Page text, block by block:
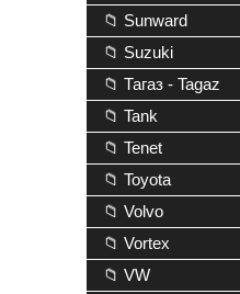
📁 Sunward
📁 Suzuki
📁 Тагаз - Tagaz
📁 Tank
📁 Tenet
📁 Toyota
📁 Volvo
📁 Vortex
📁 VW